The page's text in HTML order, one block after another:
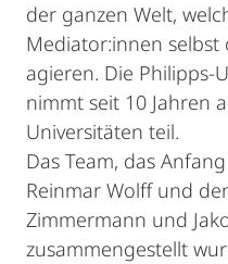
der ganzen Welt,
Mediator:innen selbst
agieren. Die Philipps-
nimmt seit 10 Jahren
Universitäten teil.
Das Team, das
Reinmar Wolff und
Zimmermann und
zusammengestellt